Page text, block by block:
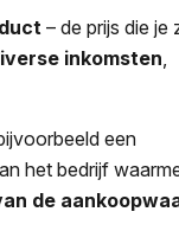
– de prijs die je
inkomsten,
een
het bedrijf
de